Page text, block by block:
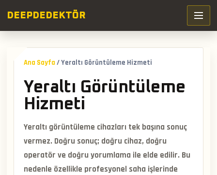
DEEP DEDEKTÖR
Ana Sayfa /Yeraltı Görüntüleme Hizmeti
Yeraltı Görüntüleme
Hizmeti
Yeraltı görüntüleme cihazları tek başına sonuç
vermez. Doğru sonuç; doğru cihaz, doğru
operatör ve doğru yorumlama ile elde edilir. Bu
nedenle özellikle profesyonel saha işlerinde